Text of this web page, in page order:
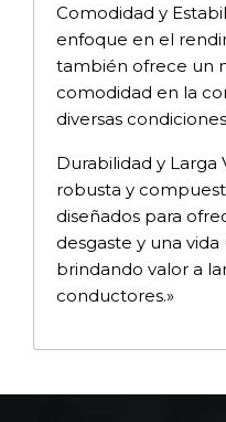
Comodidad y
enfoque en el
también ofrece un
comodidad en la
diversas
Durabilidad y Larga
robusta y
diseñados para
desgaste y una
brindando valor a
conductores.»